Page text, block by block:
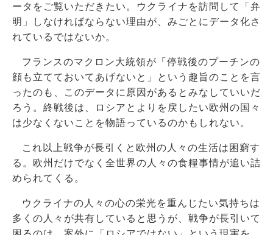
ータをご覧いただきたい。ウクライナを訪問して「弁
明」しなければならない理由が、みごとにデータ化さ
れているではないか。
フランスのマクロン大統領が「停戦後のプーチンの
顔も立てておいてあげないと」という趣旨のことを言
ったのも、このデータに原因があるとみなしていいだ
ろう。終戦後は、ロシアとよりを戻したい欧州の国々
は少なくないことを物語っているのかもしれない。
これ以上戦争が長引くと欧州の人々の生活は困窮す
る。欧州だけでなく全世界の人々の食糧事情が追い詰
められてくる。
ウクライナの人々の心の栄光を重んじたい気持ちは
多くの人々が共有していると思うが、戦争が長引いて